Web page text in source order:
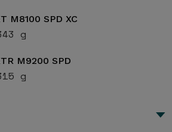
M8100 SPD XC
g
M9200 SPD
g